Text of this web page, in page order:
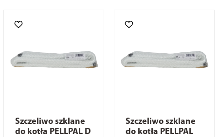
Szczeliwo szklane
do kotła PELLPAL D
Szczeliwo szklane
do kotła PELLPAL